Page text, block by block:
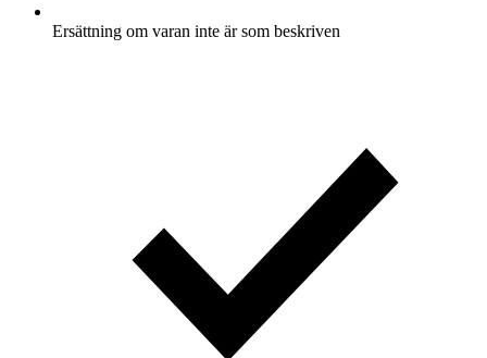
Ersättning om varan inte är som beskriven